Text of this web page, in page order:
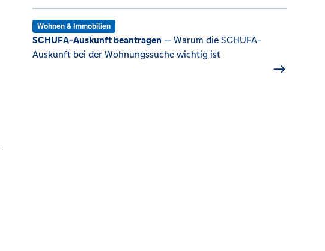
Wohnen & Immobilien
SCHUFA-Auskunft beantragen — Warum die SCHUFA-
Auskunft bei der Wohnungssuche wichtig ist